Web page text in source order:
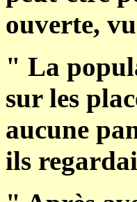
ouverte,
" La
sur les
aucune
ils